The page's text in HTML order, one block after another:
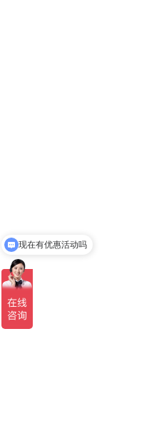
可以介绍下你们的产品么